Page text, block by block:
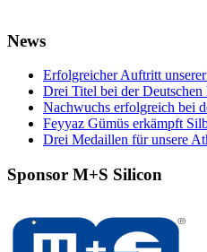
News
Erfolgreicher Auftritt
Drei Titel bei der
Nachwuchs erfolgreich bei
Feyyaz Gümüs erkämpft
Drei Medaillen für unsere
Sponsor M+S Silicon